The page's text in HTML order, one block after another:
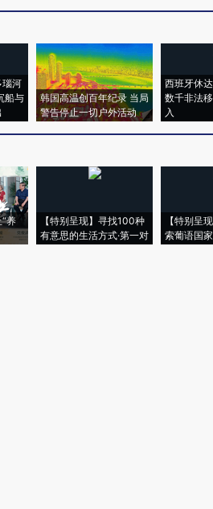
瑙河
船与
韩国高温创百年纪录 当局
警告停止一切户外活动
西班牙休
数千非法
入
养
【特别呈现】寻找100种
有意思的生活方式·第一对
【特别呈
索葡语国